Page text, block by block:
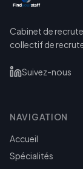
Cabinet de
collectif de
Suivez-nous
NAVIGATION
Accueil
Spécialités